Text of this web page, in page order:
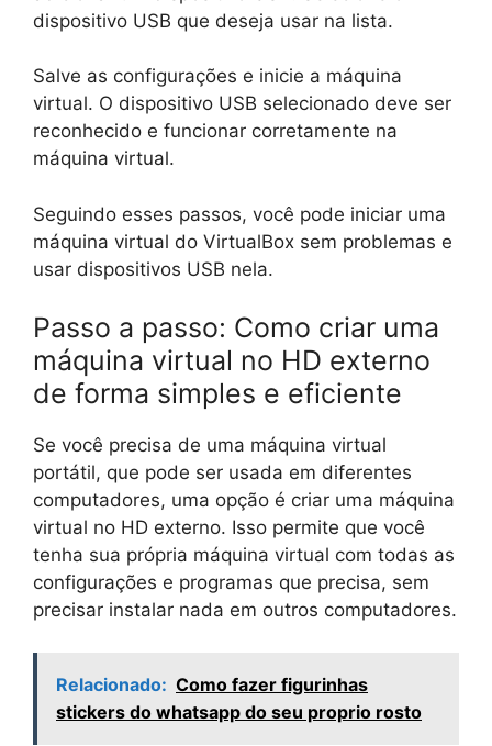
dispositivo USB que deseja usar na lista.
Salve as configurações e inicie a máquina
virtual. O dispositivo USB selecionado deve ser
reconhecido e funcionar corretamente na
máquina virtual.
Seguindo esses passos, você pode iniciar uma
máquina virtual do VirtualBox sem problemas e
usar dispositivos USB nela.
Passo a passo: Como criar uma
máquina virtual no HD externo
de forma simples e eficiente
Se você precisa de uma máquina virtual
portátil, que pode ser usada em diferentes
computadores, uma opção é criar uma máquina
virtual no HD externo. Isso permite que você
tenha sua própria máquina virtual com todas as
configurações e programas que precisa, sem
precisar instalar nada em outros computadores.
Relacionado: Como fazer figurinhas
stickers do whatsapp do seu proprio rosto